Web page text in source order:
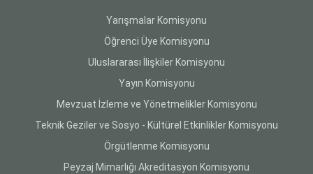
Yarışmalar Komisyonu
Öğrenci Üye Komisyonu
Uluslararası İlişkiler Komisyonu
Yayın Komisyonu
Mevzuat İzleme ve Yönetmelikler Komisyonu
Teknik Geziler ve Sosyo - Kültürel Etkinlikler Komisyonu
Örgütlenme Komisyonu
Peyzaj Mimarlığı Akreditasyon Komisyonu